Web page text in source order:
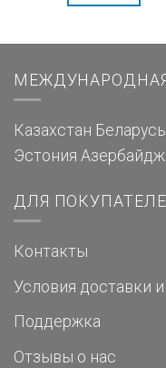
Казахстан Беларусь
Эстония
ДЛЯ
Контакты
Условия доставки
Поддержка
Отзывы о нас